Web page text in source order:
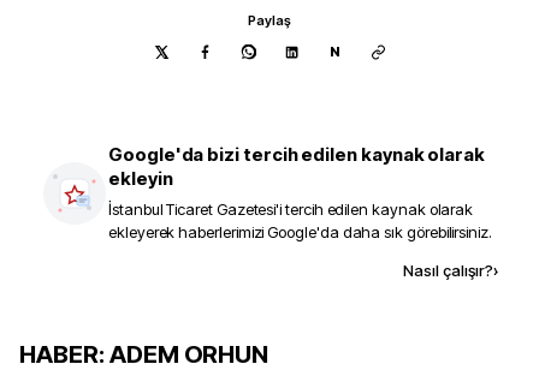
Paylaş
N
Google'da bizi tercih edilen kaynak olarak
ekleyin
İstanbul Ticaret Gazetesi'i tercih edilen kaynak olarak
ekleyerek haberlerimizi Google'da daha sık görebilirsiniz.
Nasıl çalışır?›
HABER: ADEM ORHUN